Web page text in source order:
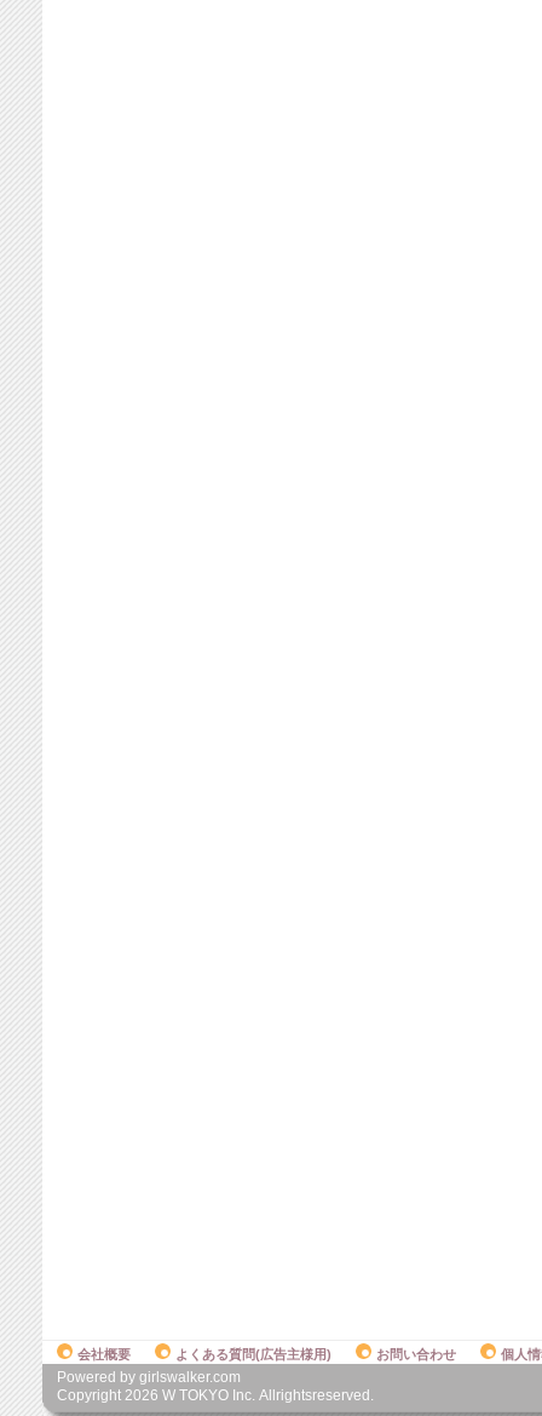
会社概要 よくある質問(広告主様用) お問い合わせ 個人
Powered by girlswalker.com
Copyright 2026 W TOKYO Inc. Allrightsreserved.